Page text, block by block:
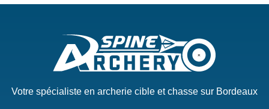
Votre spécialiste en archerie cible et chasse sur Bordeaux